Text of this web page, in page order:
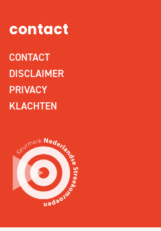
contact
CONTACT
DISCLAIMER
PRIVACY
KLACHTEN